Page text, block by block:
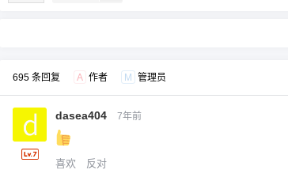
695 条回复 A 作者 M 管理员
dasea404 7年前
喜欢 反对